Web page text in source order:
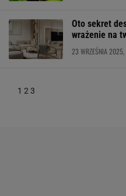
Oto sekret
wrażenie na
23 WRZEŚNIA
1 2 3